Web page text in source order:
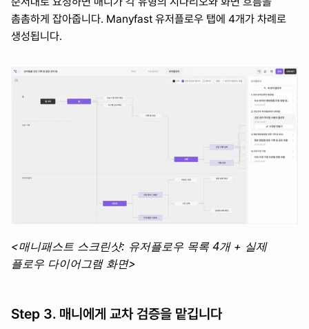
촘촘하게 잡아줍니다. Manyfast 유저플로우 탭에 4개가 차례로
생성됩니다.
<매니패스트 스크린샷: 유저플로우 목록 4개 + 실제
플로우 다이어그램 화면>
Step 3. 매니에게 교차 검증을 맡깁니다